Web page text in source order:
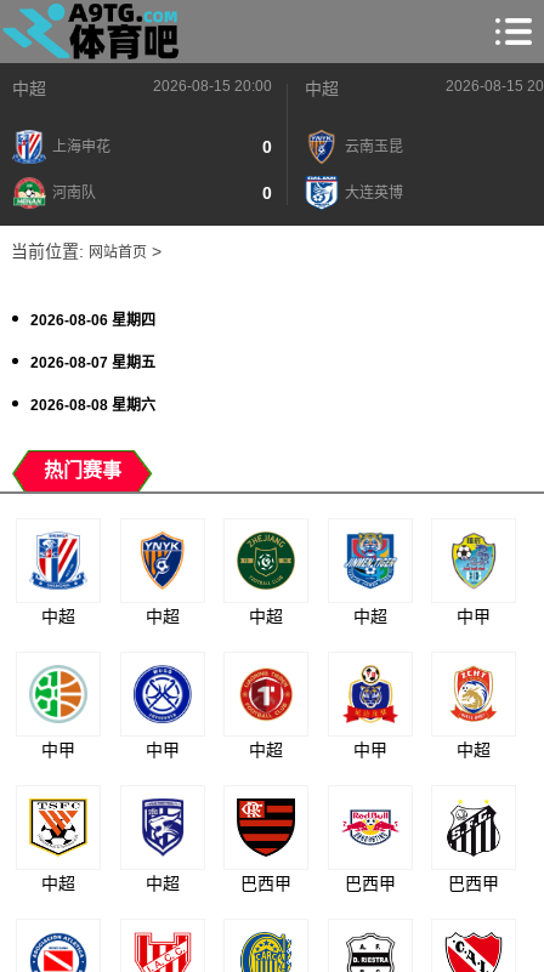
中超 2026-08-15 20:00
上海申花 0
河南队 0
中超 2026-08-15
云南玉昆
大连英博
当前位置: 网站首页>
2026-08-06 星期四
2026-08-07 星期五
2026-08-08 星期六
热门赛事
中超 中超 中超 中超 中甲
中甲 中甲 中超 中甲 中超
中超 中超 巴西甲 巴西甲 巴西甲